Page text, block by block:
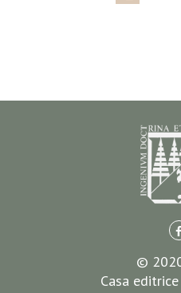
©
Casa